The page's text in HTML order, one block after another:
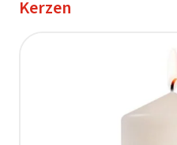
Kerzen